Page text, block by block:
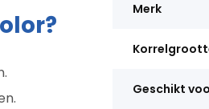
Merk
Geschikt